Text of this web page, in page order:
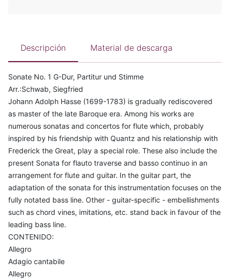
Descripción Material de descarga
Sonate No. 1 G-Dur, Partitur und Stimme
Arr.:Schwab, Siegfried
Johann Adolph Hasse (1699-1783) is gradually rediscovered
as master of the late Baroque era. Among his works are
numerous sonatas and concertos for flute which, probably
inspired by his friendship with Quantz and his relationship with
Frederick the Great, play a special role. These also include the
present Sonata for flauto traverse and basso continuo in an
arrangement for flute and guitar. In the guitar part, the
adaptation of the sonata for this instrumentation focuses on the
fully notated bass line. Other - guitar-specific - embellishments
such as chord vines, imitations, etc. stand back in favour of the
leading bass line.
CONTENIDO:
Allegro
Adagio cantabile
Allegro